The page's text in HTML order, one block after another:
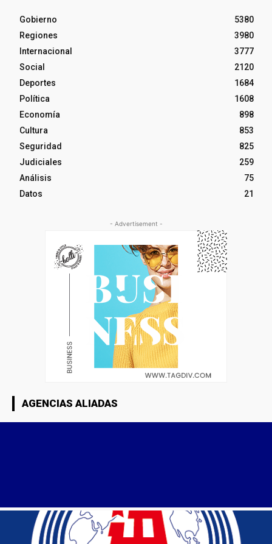
Gobierno
5380
Regiones
3980
Internacional
3777
Social
2120
Deportes
1684
Política
1608
Economía
898
Cultura
853
Seguridad
825
Judiciales
259
Análisis
75
Datos
21
- Advertisement -
AGENCIAS ALIADAS